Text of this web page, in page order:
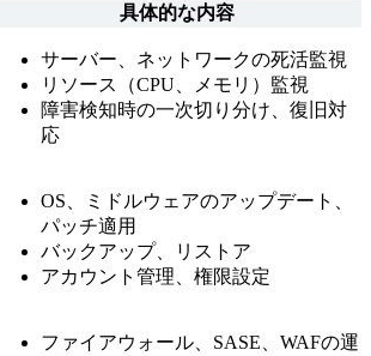
具体的な内容
サーバー、ネットワークの死活監視
リソース（CPU、メモリ）監視
障害検知時の一次切り分け、復旧対
応
OS、ミドルウェアのアップデート、
パッチ適用
バックアップ、リストア
アカウント管理、権限設定
ファイアウォール、SASE、WAFの運